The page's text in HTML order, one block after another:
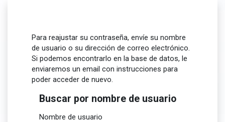
Para reajustar su contraseña, envíe su nombre
de usuario o su dirección de correo electrónico.
Si podemos encontrarlo en la base de datos, le
enviaremos un email con instrucciones para
poder acceder de nuevo.
Buscar por nombre de usuario
Buscar por nombre de usuario
Nombre de usuario